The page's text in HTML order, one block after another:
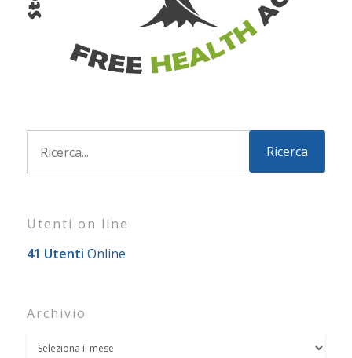
Utenti on line
41 Utenti Online
Archivio